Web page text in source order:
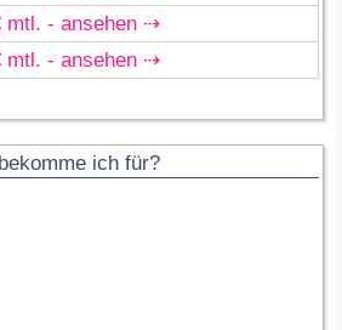
mtl. - ansehen ⇢
mtl. - ansehen ⇢
ich für?